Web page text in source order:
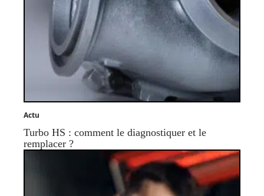
Actu
Turbo HS : comment le diagnostiquer et le
remplacer ?